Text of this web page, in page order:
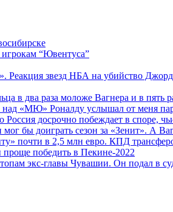
“Ювентуса”
Реакция звезд НБА на убийство
в два раза моложе Вагнера и в
над «МЮ» Роналду услышал от меня
досрочно побеждает в споре,
бы доиграть сезон за «Зенит». А
почти в 2,5 млн евро. КПД
победить в Пекине-2022
экс-главы Чувашии. Он подал в